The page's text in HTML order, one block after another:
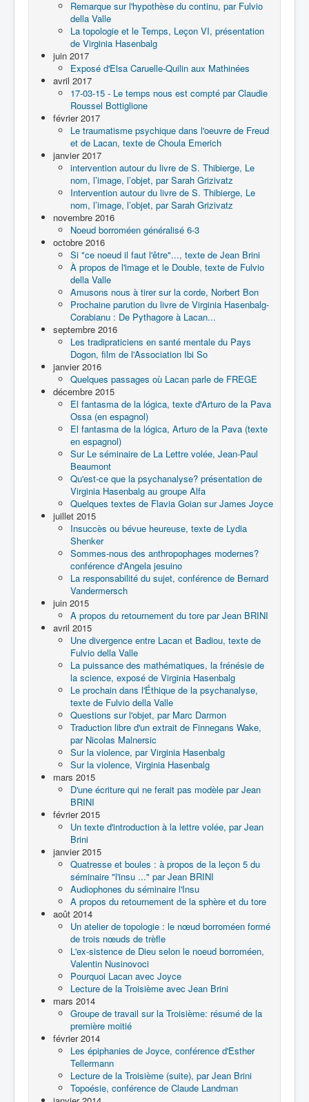
Remarque sur l'hypothèse du continu, par Fulvio
della Valle
La topologie et le Temps, Leçon VI, présentation
de Virginia Hasenbalg
juin 2017
Exposé d'Elsa Caruelle-Quilin aux Mathinées
avril 2017
17-03-15 - Le temps nous est compté par Claudie
Roussel Bottiglione
février 2017
Le traumatisme psychique dans l'oeuvre de Freud
et de Lacan, texte de Choula Emerich
janvier 2017
intervention autour du livre de S. Thibierge, Le
nom, l’image, l’objet, par Sarah Grizivatz
Intervention autour du livre de S. Thibierge, Le
nom, l’image, l’objet, par Sarah Grizivatz
novembre 2016
Noeud borroméen généralisé 6-3
octobre 2016
Si "ce noeud il faut l'être"..., texte de Jean Brini
À propos de l'image et le Double, texte de Fulvio
della Valle
Amusons nous à tirer sur la corde, Norbert Bon
Prochaine parution du livre de Virginia Hasenbalg-
Corabianu : De Pythagore à Lacan...
septembre 2016
Les tradipraticiens en santé mentale du Pays
Dogon, film de l'Association Ibi So
janvier 2016
Quelques passages où Lacan parle de FREGE
décembre 2015
El fantasma de la lógica, texte d'Arturo de la Pava
Ossa (en espagnol)
El fantasma de la lógica, Arturo de la Pava (texte
en espagnol)
Sur Le séminaire de La Lettre volée, Jean-Paul
Beaumont
Qu'est-ce que la psychanalyse? présentation de
Virginia Hasenbalg au groupe Alfa
Quelques textes de Flavia Goian sur James Joyce
juillet 2015
Insuccès ou bévue heureuse, texte de Lydia
Shenker
Sommes-nous des anthropophages modernes?
conférence d'Angela jesuino
La responsabilité du sujet, conférence de Bernard
Vandermersch
juin 2015
A propos du retournement du tore par Jean BRINI
avril 2015
Une divergence entre Lacan et Badiou, texte de
Fulvio della Valle
La puissance des mathématiques, la frénésie de
la science, exposé de Virginia Hasenbalg
Le prochain dans l'Éthique de la psychanalyse,
texte de Fulvio della Valle
Questions sur l'objet, par Marc Darmon
Traduction libre d'un extrait de Finnegans Wake,
par Nicolas Malnersic
Sur la violence, par Virginia Hasenbalg
Sur la violence, Virginia Hasenbalg
mars 2015
D'une écriture qui ne ferait pas modèle par Jean
BRINI
février 2015
Un texte d'introduction à la lettre volée, par Jean
Brini
janvier 2015
Quatresse et boules : à propos de la leçon 5 du
séminaire "l'insu ..." par Jean BRINI
Audiophones du séminaire l'Insu
A propos du retournement de la sphère et du tore
août 2014
Un atelier de topologie : le nœud borroméen formé
de trois nœuds de trèfle
L'ex-sistence de Dieu selon le noeud borroméen,
Valentin Nusinovoci
Pourquoi Lacan avec Joyce
Lecture de la Troisième avec Jean Brini
mars 2014
Groupe de travail sur la Troisième: résumé de la
première moitié
février 2014
Les épiphanies de Joyce, conférence d'Esther
Tellermann
Lecture de la Troisième (suite), par Jean Brini
Topoésie, conférence de Claude Landman